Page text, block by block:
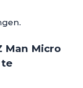
Man Micro
te